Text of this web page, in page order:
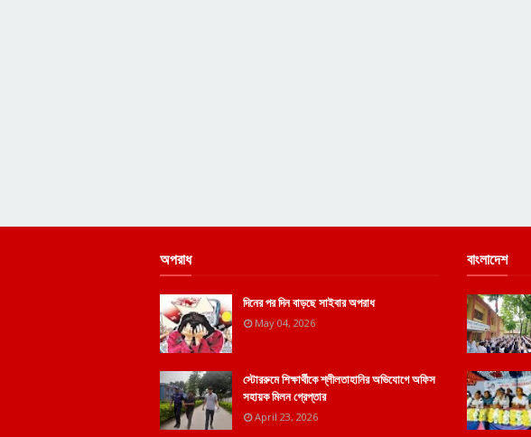
অপরাধ
দিনের পর দিন বাড়ছে সাইবার অপরাধ
May 04, 2026
স্টোররুমে শিক্ষার্থীকে শ্লীলতাহানির অভিযোগে অফিস
সহায়ক মিলন গ্রেপ্তার
April 23, 2026
বাংলাদেশ